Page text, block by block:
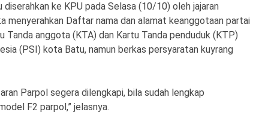
ke KPU pada Selasa (10/10) oleh jajaran
menyerahkan Daftar nama dan alamat keanggotaan partai
anggota (KTA) dan Kartu Tanda penduduk (KTP)
(PSI) kota Batu, namun berkas persyaratan kuyrang
Parpol segera dilengkapi, bila sudah lengkap
F2 parpol,” jelasnya.